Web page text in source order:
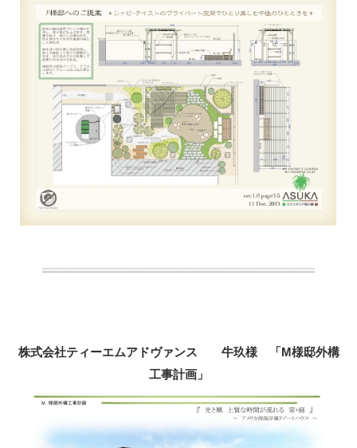
株式会社ティーエムアドヴァンス 牛玖様 「M様邸外構
工事計画」